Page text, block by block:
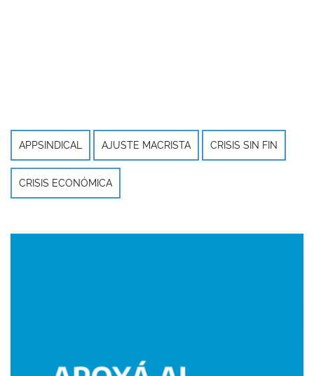
APPSINDICAL AJUSTE MACRISTA CRISIS SIN FIN
CRISIS ECONÓMICA